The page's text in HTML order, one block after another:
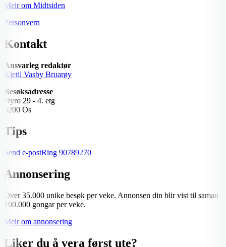
Meir om Midtsiden
Personvern
Kontakt
Ansvarleg redaktør
Kjetil Vasby Bruarøy
Besøksadresse
Øyro 29 - 4. etg
5200 Os
Tips
Send e-postRing 90789270
Annonsering
Over 35.000 unike besøk per veke. Annonsen din blir vist til saman
100.000 gongar per veke.
Meir om annonsering
Liker du å vera først ute?